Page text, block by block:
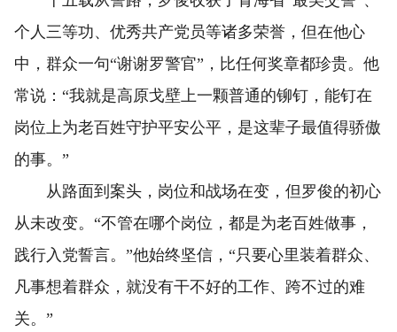
个人三等功、优秀共产党员等诸多荣誉，但在他心
中，群众一句“谢谢罗警官”，比任何奖章都珍贵。他
常说：“我就是高原戈壁上一颗普通的铆钉，能钉在
岗位上为老百姓守护平安公平，是这辈子最值得骄傲
的事。”
从路面到案头，岗位和战场在变，但罗俊的初心
从未改变。“不管在哪个岗位，都是为老百姓做事，
践行入党誓言。”他始终坚信，“只要心里装着群众、
凡事想着群众，就没有干不好的工作、跨不过的难
关。”